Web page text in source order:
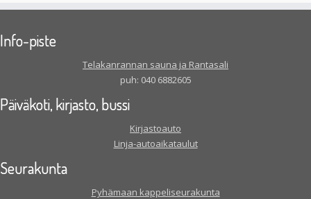
Info-piste
Telakanrannan sauna ja Rantasali
puh: 040 6882605
Päiväkoti, kirjasto, bussi
Kirjastoauto
Linja-autoaikataulut
Seurakunta
Pyhämaan kappeliseurakunta